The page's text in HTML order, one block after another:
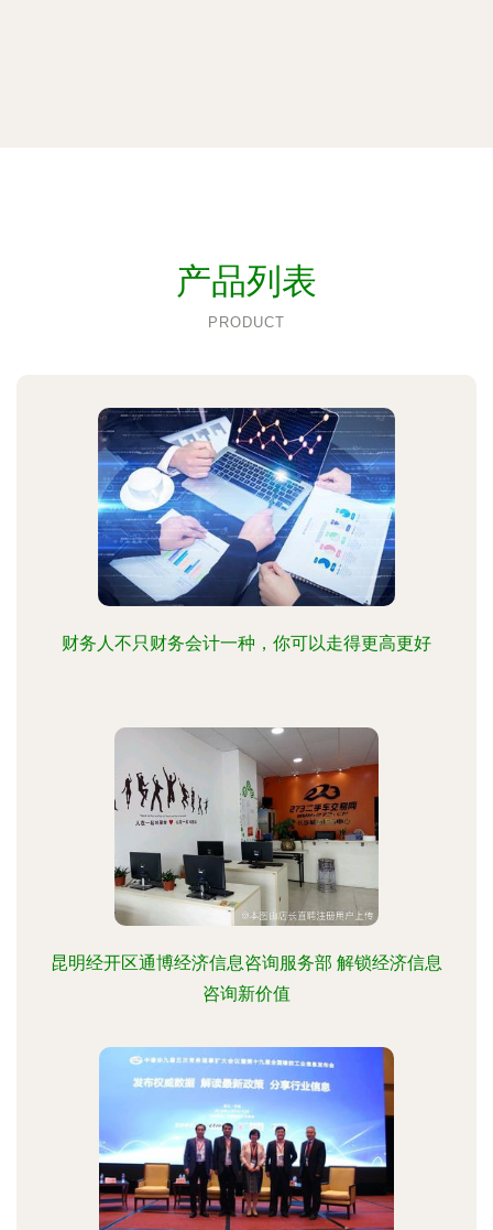
产品列表
PRODUCT
财务人不只财务会计一种，你可以走得更高更好
昆明经开区通博经济信息咨询服务部 解锁经济信息
咨询新价值